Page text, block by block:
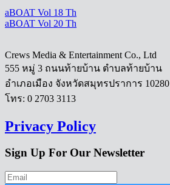
aBOAT Vol 18 Th
aBOAT Vol 20 Th
Crews Media & Entertainment Co., Ltd
555 หมู่ 3 ถนนท้ายบ้าน ตำบลท้ายบ้าน
อำเภอเมือง จังหวัดสมุทรปราการ 10280
โทร: 0 2703 3113
Privacy Policy
Sign Up For Our Newsletter